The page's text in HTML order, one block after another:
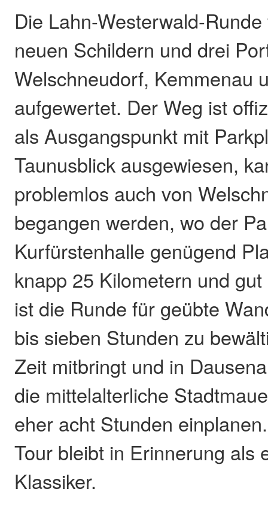
Die Lahn-Westerwald-
neuen Schildern und drei
Welschneudorf, Kemmenau
aufgewertet. Der Weg ist
als Ausgangspunkt mit
Taunusblick ausgewiesen,
problemlos auch von
begangen werden, wo der
Kurfürstenhalle genügend
knapp 25 Kilometern und
ist die Runde für geübte
bis sieben Stunden zu
Zeit mitbringt und in
die mittelalterliche
eher acht Stunden
Tour bleibt in Erinnerung als
Klassiker.